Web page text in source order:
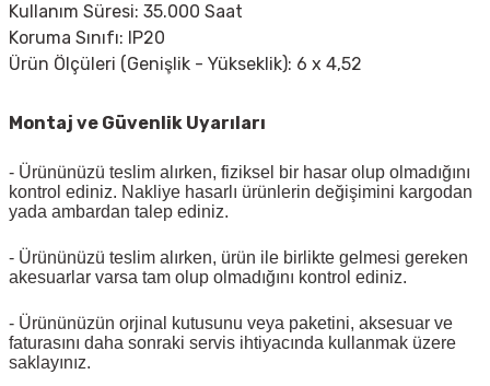
Kullanım Süresi: 35.000 Saat
Koruma Sınıfı: IP20
Ürün Ölçüleri (Genişlik - Yükseklik): 6 x 4,52
Montaj ve Güvenlik Uyarıları
- Ürününüzü teslim alırken, fiziksel bir hasar olup olmadığını
kontrol ediniz. Nakliye hasarlı ürünlerin değişimini kargodan
yada ambardan talep ediniz.
- Ürününüzü teslim alırken, ürün ile birlikte gelmesi gereken
akesuarlar varsa tam olup olmadığını kontrol ediniz.
- Ürününüzün orjinal kutusunu veya paketini, aksesuar ve
faturasını daha sonraki servis ihtiyacında kullanmak üzere
saklayınız.